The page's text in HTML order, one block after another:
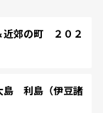
郊の町 ２０２
利島（伊豆諸